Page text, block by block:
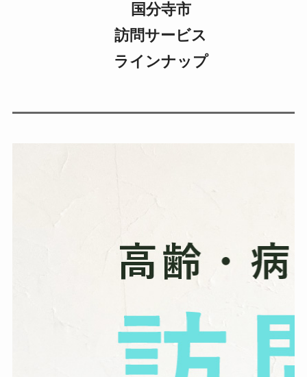
国分寺市
訪問サービス
ラインナップ